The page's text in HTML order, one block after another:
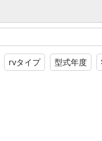
rvタイプ 型式年度